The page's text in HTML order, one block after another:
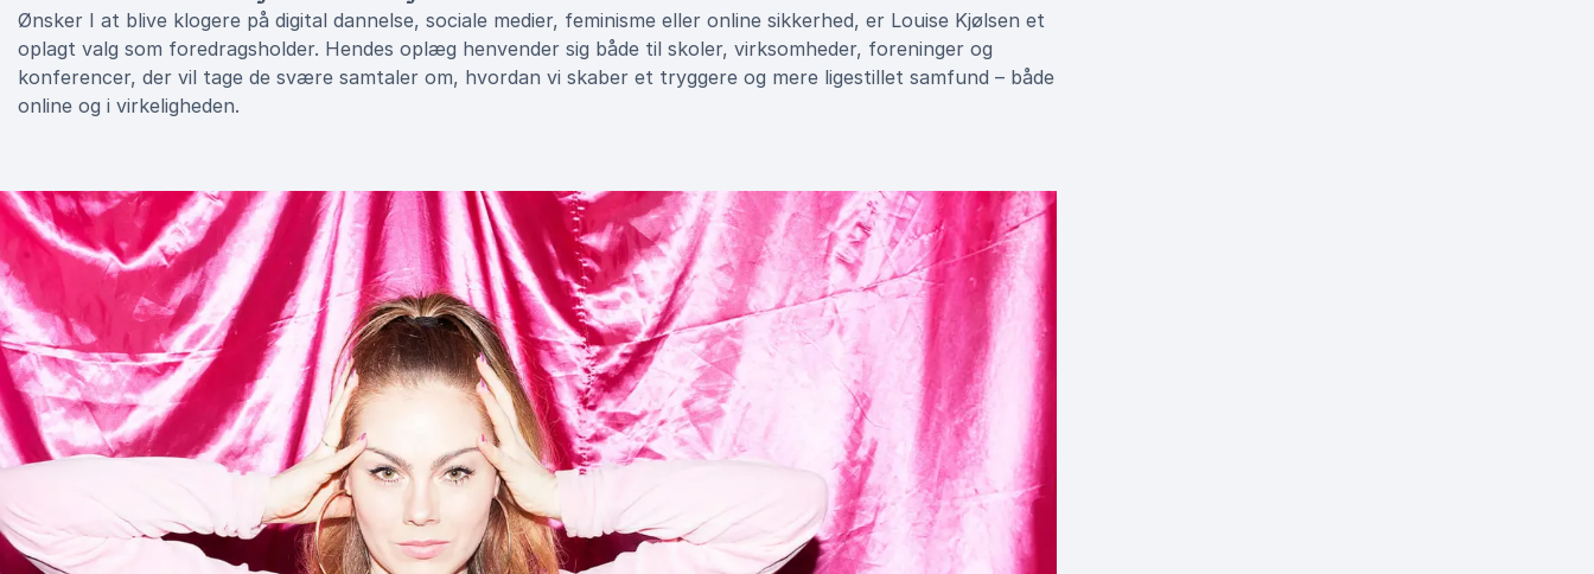
Ønsker I at blive klogere på digital dannelse, sociale medier, feminisme eller online sikkerhed, er Louise Kjølsen et
oplagt valg som foredragsholder. Hendes oplæg henvender sig både til skoler, virksomheder, foreninger og
konferencer, der vil tage de svære samtaler om, hvordan vi skaber et tryggere og mere ligestillet samfund – både
online og i virkeligheden.